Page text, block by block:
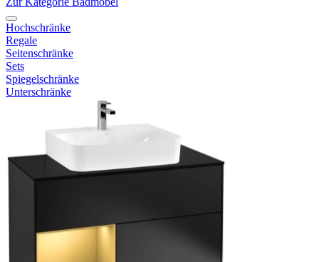
Hochschränke
Regale
Seitenschränke
Sets
Spiegelschränke
Unterschränke